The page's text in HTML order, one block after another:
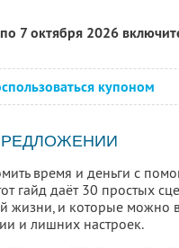
7 октября 2026
купоном
время и деньги с
гайд даёт 30 простых
жизни, и которые можно
и лишних настроек.